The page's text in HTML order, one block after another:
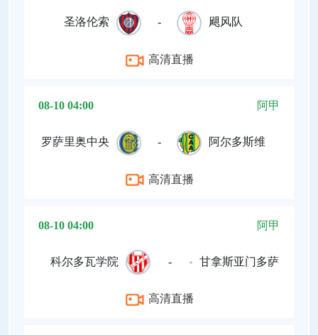
圣洛伦索 - 飓风队
高清直播
08-10 04:00 阿甲
罗萨里奥中央 - 阿尔多斯维
高清直播
08-10 04:00 阿甲
科尔多瓦学院 - 甘拿斯亚门多萨
高清直播